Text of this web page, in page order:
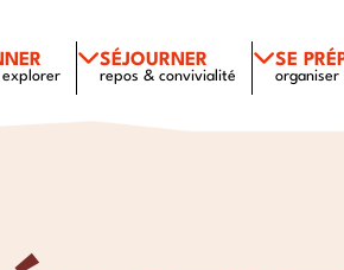
SÉJOURNER
repos & convivialité
SE
organiser